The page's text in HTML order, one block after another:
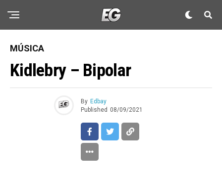
MÚSICA
Kidlebry – Bipolar
By Edbay
Published 08/09/2021